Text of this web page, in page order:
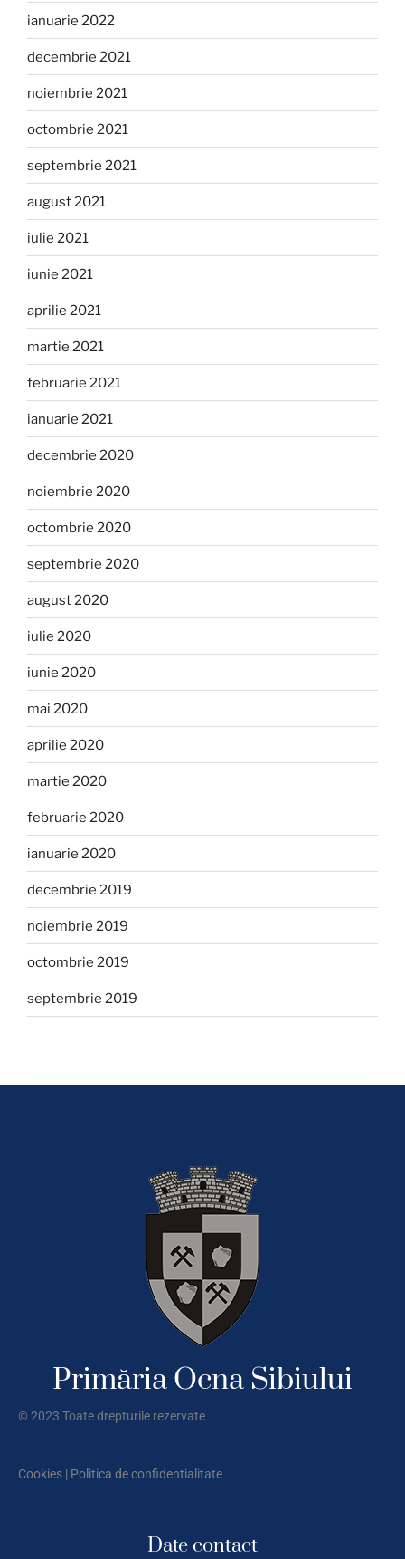
ianuarie 2022
decembrie 2021
noiembrie 2021
octombrie 2021
septembrie 2021
august 2021
iulie 2021
iunie 2021
aprilie 2021
martie 2021
februarie 2021
ianuarie 2021
decembrie 2020
noiembrie 2020
octombrie 2020
septembrie 2020
august 2020
iulie 2020
iunie 2020
mai 2020
aprilie 2020
martie 2020
februarie 2020
ianuarie 2020
decembrie 2019
noiembrie 2019
octombrie 2019
septembrie 2019
Primăria Ocna Sibiului
© 2023 Toate drepturile rezervate
Cookies | Politica de confidentialitate
Date contact